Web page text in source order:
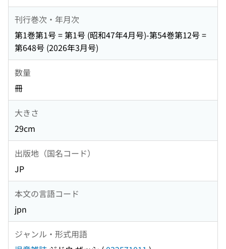
刊行巻次・年月次
第1巻第1号 = 第1号 (昭和47年4月号)-第54巻第12号 =
第648号 (2026年3月号)
数量
冊
大きさ
29cm
出版地（国名コード）
JP
本文の言語コード
jpn
ジャンル・形式用語